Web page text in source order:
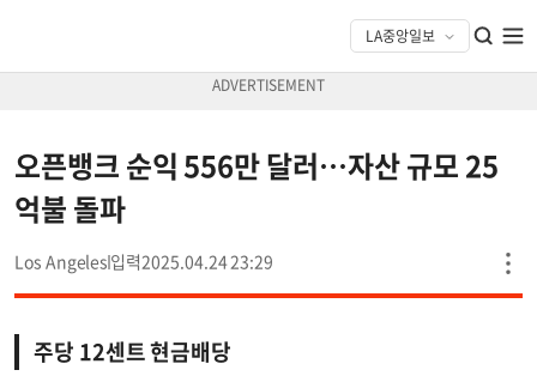
오픈뱅크 순익 556만 달러…자산 규모 25
억불 돌파
Los Angeles 2025.04.24 23:29
주당 12센트 현금배당